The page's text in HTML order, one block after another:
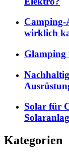
Camping-
wirklich
Glamping
Solar für
Kategorien